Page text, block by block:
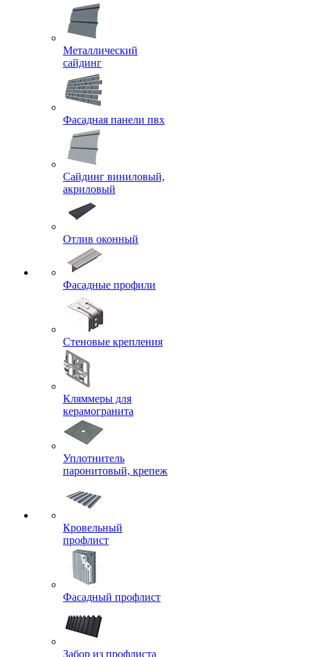
Металлический
сайдинг
Фасадная панели пвх
Сайдинг виниловый,
акриловый
Отлив оконный
Фасадные профили
Стеновые крепления
Кляммеры для
керамогранита
Уплотнитель
паронитовый, крепеж
Кровельный
профлист
Фасадный профлист
Забор из профлиста